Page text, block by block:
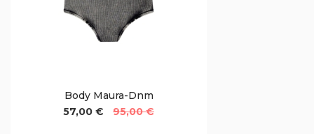
Body Maura-Dnm
57,00 €
95,00 €